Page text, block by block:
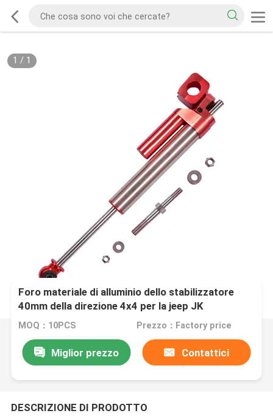
1 / 1
Foro materiale di alluminio dello stabilizzatore
40mm della direzione 4x4 per la jeep JK
MOQ：10PCS Prezzo：Factory price
Miglior prezzo Contattici
DESCRIZIONE DI PRODOTTO